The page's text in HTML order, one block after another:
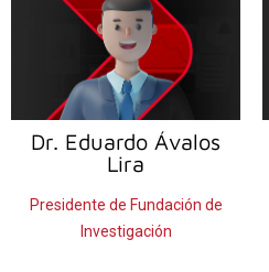
Dr. Eduardo Ávalos
Lira
Presidente de Fundación de
Investigación